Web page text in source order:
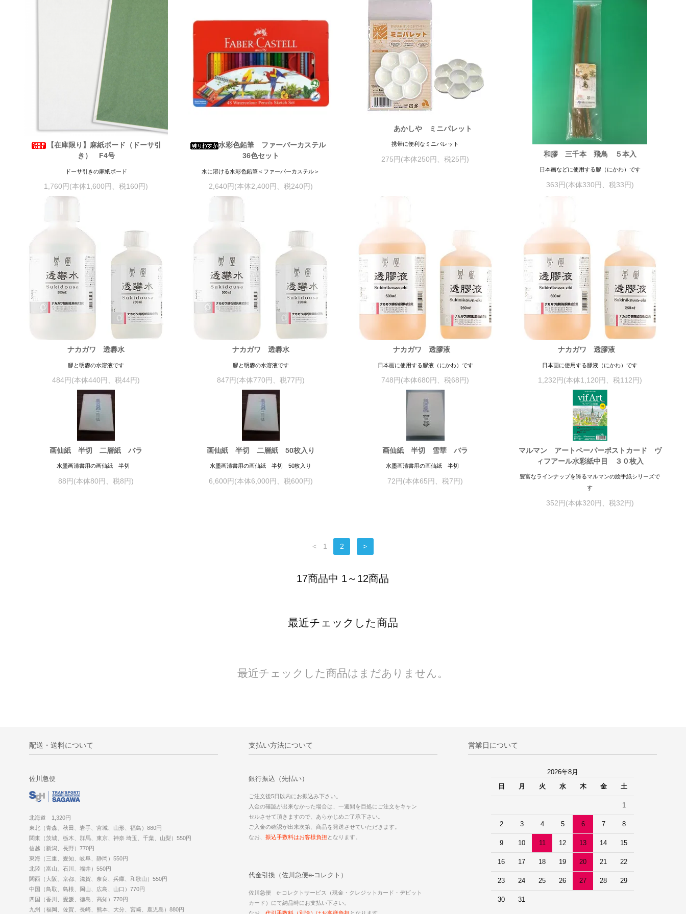
【在庫限り】麻紙ボード（ドーサ引
き） F4号
ドーサ引きの麻紙ボード
1,760円(本体1,600円、税160円)
水彩色鉛筆 ファーバーカステル
36色セット
水に溶ける水彩色鉛筆＜ファーバーカステル＞
2,640円(本体2,400円、税240円)
あかしや ミニパレット
携帯に便利なミニパレット
275円(本体250円、税25円)
和膠 三千本 飛鳥 ５本入
日本画などに使用する膠（にかわ）です
363円(本体330円、税33円)
ナカガワ 透礬水
膠と明礬の水溶液です
484円(本体440円、税44円)
ナカガワ 透礬水
膠と明礬の水溶液です
847円(本体770円、税77円)
ナカガワ 透膠液
日本画に使用する膠液（にかわ）です
748円(本体680円、税68円)
ナカガワ 透膠液
日本画に使用する膠液（にかわ）です
1,232円(本体1,120円、税112円)
画仙紙 半切 二層紙 バラ
水墨画清書用の画仙紙 半切
88円(本体80円、税8円)
画仙紙 半切 二層紙 50枚入り
水墨画清書用の画仙紙 半切 50枚入り
6,600円(本体6,000円、税600円)
画仙紙 半切 雪華 バラ
水墨画清書用の画仙紙 半切
72円(本体65円、税7円)
マルマン アートペーパーポストカード ヴ
ィフアール水彩紙中目 ３０枚入
豊富なラインナップを誇るマルマンの絵手紙シリーズで
す
352円(本体320円、税32円)
< 1 2 >
17商品中 1～12商品
最近チェックした商品
最近チェックした商品はまだありません。
配送・送料について
佐川急便
北海道 1,320円
東北（青森、秋田、岩手、宮城、山形、福島）880円
関東（茨城、栃木、群馬、東京、神奈 埼玉、千葉、山梨）550円
信越（新潟、長野）770円
東海（三重、愛知、岐阜、静岡）550円
北陸（富山、石川、福井）550円
関西（大阪、京都、滋賀、奈良、兵庫、和歌山）550円
中国（鳥取、島根、岡山、広島、山口）770円
四国（香川、愛媛、徳島、高知）770円
九州（福岡、佐賀、長崎、熊本、大分、宮崎、鹿児島）880円
支払い方法について
銀行振込（先払い）
ご注文後5日以内にお振込み下さい。
入金の確認が出来なかった場合は、一週間を目処にご注文をキャン
セルさせて頂きますので、あらかじめご了承下さい。
ご入金の確認が出来次第、商品を発送させていただきます。
なお、 振込手数料はお客様負担 となります。
代金引換（佐川急便e-コレクト）
佐川急便 e-コレクトサービス（現金・クレジットカード・デビット
カード）にて納品時にお支払い下さい。
営業日について
2026年8月
日
月 火 水 木 金 土
1
2 3 4 5 6 7 8
9 10 11 12 13 14 15
16 17 18 19 20 21 22
23 24 25 26 27 28 29
30 31